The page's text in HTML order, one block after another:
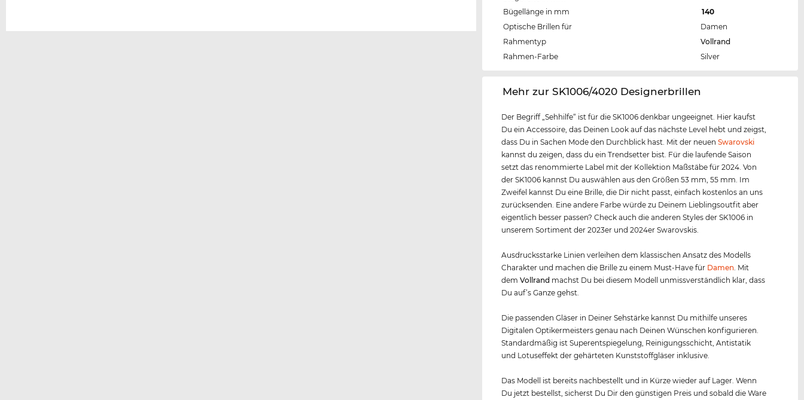
Bügellänge in mm
140
Optische Brillen für
Damen
Rahmentyp
Vollrand
Rahmen-Farbe
Silver
‌Mehr zur SK1006/4020 Designerbrillen
Der Begriff „Sehhilfe“ ist für die SK1006 denkbar ungeeignet. Hier kaufst
Du ein Accessoire, das Deinen Look auf das nächste Level hebt und zeigst,
dass Du in Sachen Mode den Durchblick hast. Mit der neuenSwarovski
kannst du zeigen, dass du ein Trendsetter bist. Für die laufende Saison
setzt das renommierte Label mit der Kollektion Maßstäbe für 2024. Von
der SK1006 kannst Du auswählen aus den Größen 53 mm, 55 mm. Im
Zweifel kannst Du eine Brille, die Dir nicht passt, einfach kostenlos an uns
zurücksenden. Eine andere Farbe würde zu Deinem Lieblingsoutfit aber
eigentlich besser passen? Check auch die anderen Styles der SK1006 in
unserem Sortiment der 2023er und 2024er Swarovskis.
Ausdrucksstarke Linien verleihen dem klassischen Ansatz des Modells
Charakter und machen die Brille zu einem Must-Have für Damen. Mit
demVollrand machst Du bei diesem Modell unmissverständlich klar, dass
Du auf’s Ganze gehst.
Die passenden Gläser in Deiner Sehstärke kannst Du mithilfe unseres
Digitalen Optikermeisters genau nach Deinen Wünschen konfigurieren.
Standardmäßig ist Superentspiegelung, Reinigungsschicht, Antistatik
und Lotuseffekt der gehärteten Kunststoffgläser inklusive.
Das Modell ist bereits nachbestellt und in Kürze wieder auf Lager. Wenn
Du jetzt bestellst, sicherst Du Dir den günstigen Preis und sobald die Ware